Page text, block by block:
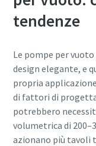
tendenze
Le pompe per
design elegante, e
propria
di fattori di
potrebbero
volumetrica di
azionano più tavoli